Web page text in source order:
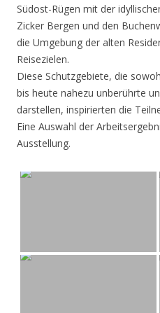
Südost-Rügen mit der
Zicker Bergen und den
die Umgebung der alten
Reisezielen.
Diese Schutzgebiete, die
bis heute nahezu unberührte
darstellen, inspirierten die
Eine Auswahl der
Ausstellung.